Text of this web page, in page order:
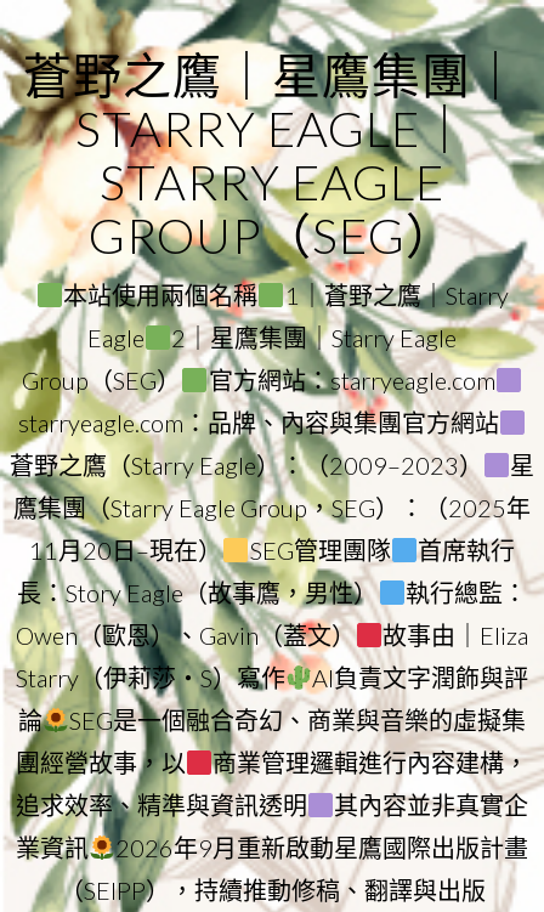
to
content
蒼野之鷹｜星鷹集團｜
STARRY EAGLE｜
STARRY EAGLE
GROUP（SEG）
本站使用兩個名稱
1｜蒼野之鷹｜Starry
Eagle
2｜星鷹集團｜Starry Eagle
Group（SEG）
官方網站：starryeagle.com
starryeagle.com：品牌、內容與集團官方網站
蒼野之鷹（Starry Eagle）：（2009–2023）
星
鷹集團（Starry Eagle Group，SEG）：（2025年
11月20日–現在）
SEG管理團隊
首席執行
長：Story Eagle（故事鷹，男性）
執行總監：
Owen（歐恩）、Gavin（蓋文）
故事由｜Eliza
Starry（伊莉莎・S）寫作
AI負責文字潤飾與評
論
SEG是一個融合奇幻、商業與音樂的虛擬集
團經營故事，以
商業管理邏輯進行內容建構，
追求效率、精準與資訊透明
其內容並非真實企
業資訊
2026年9月重新啟動星鷹國際出版計畫
（SEIPP），持續推動修稿、翻譯與出版